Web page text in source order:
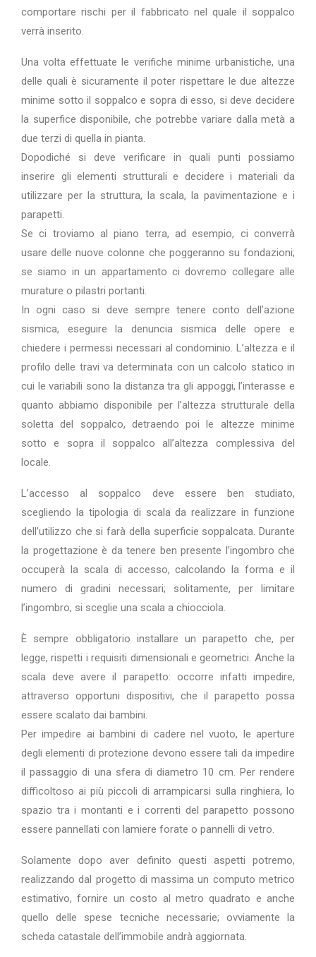
comportare rischi per il fabbricato nel quale il soppalco
verrà inserito.
Una volta effettuate le verifiche minime urbanistiche, una
delle quali è sicuramente il poter rispettare le due altezze
minime sotto il soppalco e sopra di esso, si deve decidere
la superfice disponibile, che potrebbe variare dalla metà a
due terzi di quella in pianta.
Dopodiché si deve verificare in quali punti possiamo
inserire gli elementi strutturali e decidere i materiali da
utilizzare per la struttura, la scala, la pavimentazione e i
parapetti.
Se ci troviamo al piano terra, ad esempio, ci converrà
usare delle nuove colonne che poggeranno su fondazioni;
se siamo in un appartamento ci dovremo collegare alle
murature o pilastri portanti.
In ogni caso si deve sempre tenere conto dell’azione
sismica, eseguire la denuncia sismica delle opere e
chiedere i permessi necessari al condominio. L’altezza e il
profilo delle travi va determinata con un calcolo statico in
cui le variabili sono la distanza tra gli appoggi, l’interasse e
quanto abbiamo disponibile per l’altezza strutturale della
soletta del soppalco, detraendo poi le altezze minime
sotto e sopra il soppalco all’altezza complessiva del
locale.
L’accesso al soppalco deve essere ben studiato,
scegliendo la tipologia di scala da realizzare in funzione
dell’utilizzo che si farà della superficie soppalcata. Durante
la progettazione è da tenere ben presente l’ingombro che
occuperà la scala di accesso, calcolando la forma e il
numero di gradini necessari; solitamente, per limitare
l’ingombro, si sceglie una scala a chiocciola.
È sempre obbligatorio installare un parapetto che, per
legge, rispetti i requisiti dimensionali e geometrici. Anche la
scala deve avere il parapetto: occorre infatti impedire,
attraverso opportuni dispositivi, che il parapetto possa
essere scalato dai bambini.
Per impedire ai bambini di cadere nel vuoto, le aperture
degli elementi di protezione devono essere tali da impedire
il passaggio di una sfera di diametro 10 cm. Per rendere
difficoltoso ai più piccoli di arrampicarsi sulla ringhiera, lo
spazio tra i montanti e i correnti del parapetto possono
essere pannellati con lamiere forate o pannelli di vetro.
Solamente dopo aver definito questi aspetti potremo,
realizzando dal progetto di massima un computo metrico
estimativo, fornire un costo al metro quadrato e anche
quello delle spese tecniche necessarie; ovviamente la
scheda catastale dell’immobile andrà aggiornata.